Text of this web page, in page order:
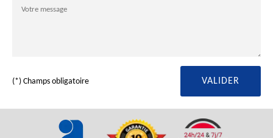
(*) Champs obligatoire